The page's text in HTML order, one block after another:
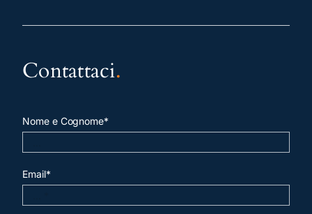
Contattaci.
Nome e Cognome*
Email*